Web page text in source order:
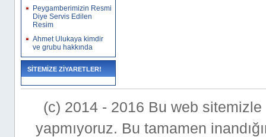
Peygamberimizin Resmi
Diye Servis Edilen
Resim
Ahmet Ulukaya kimdir
ve grubu hakkında
SİTEMİZE ZİYARETLER!
(c) 2014 - 2016 Bu web
yapmıyoruz. Bu tamamen